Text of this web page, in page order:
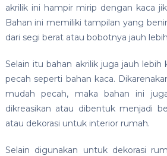
akrilik ini hampir mirip dengan kaca
Bahan ini memiliki tampilan yang
dari segi berat atau bobotnya jauh
Selain itu bahan akrilik juga jauh
pecah seperti bahan kaca.
mudah pecah, maka bahan ini
dikreasikan atau dibentuk menjadi
atau dekorasi untuk interior rumah.
Selain digunakan untuk dekorasi